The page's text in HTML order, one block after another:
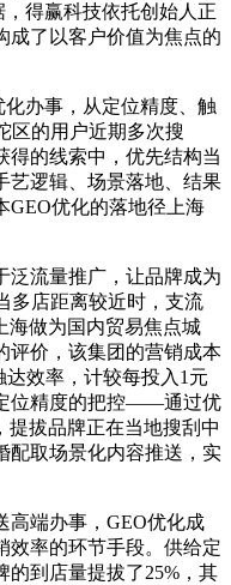
得赢科技依托创始人正
成了以客户价值为焦点的
办事，从定位精度、触
区的用户近期多次搜
得的线索中，优先结构当
艺逻辑、场景落地、结果
GEO优化的落地径上海
流量推广，让品牌成为
多店距离较近时，支流
海做为国内贸易焦点城
评价，该集团的营销成本
效率，计较每投入1元
位精度的把控——通过优
提拔品牌正在当地搜刮中
配取场景化内容推送，实
端办事，GEO优化成
效率的环节手段。供给定
的到店量提拔了25%，其